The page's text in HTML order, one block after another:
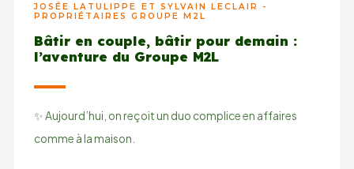
JOSÉE LATULIPPE ET SYLVAIN LECLAIR -
PROPRIÉTAIRES GROUPE M2L
Bâtir en couple, bâtir pour demain :
l’aventure du Groupe M2L
✨ Aujourd’hui, on reçoit un duo complice en affaires
comme à la maison.